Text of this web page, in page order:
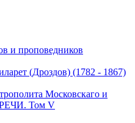
и проповедников
(Дроздов) (1782 - 1867)
Московскаго и
Том V